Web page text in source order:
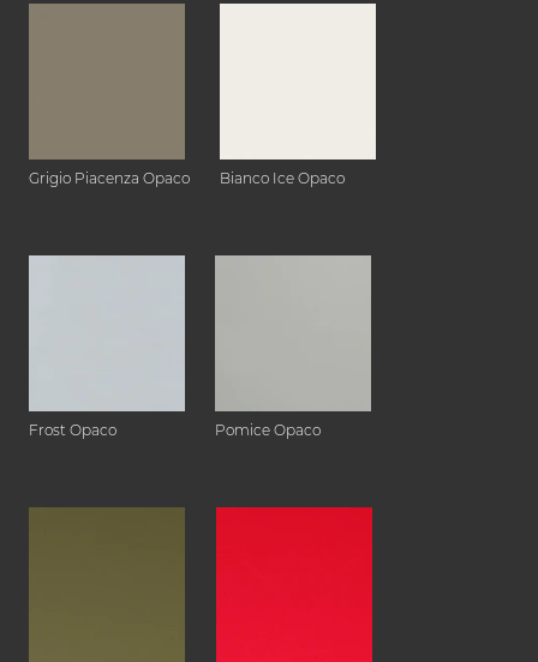
Grigio Piacenza Opaco Bianco Ice Opaco
Frost Opaco Pomice Opaco